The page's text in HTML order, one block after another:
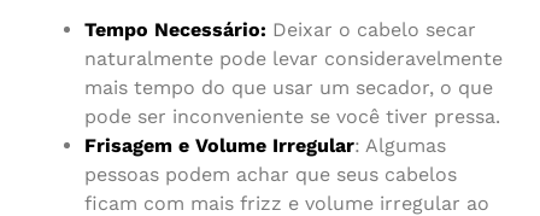
Tempo Necessário: Deixar o cabelo secar
naturalmente pode levar consideravelmente
mais tempo do que usar um secador, o que
pode ser inconveniente se você tiver pressa.
Frisagem e Volume Irregular: Algumas
pessoas podem achar que seus cabelos
ficam com mais frizz e volume irregular ao